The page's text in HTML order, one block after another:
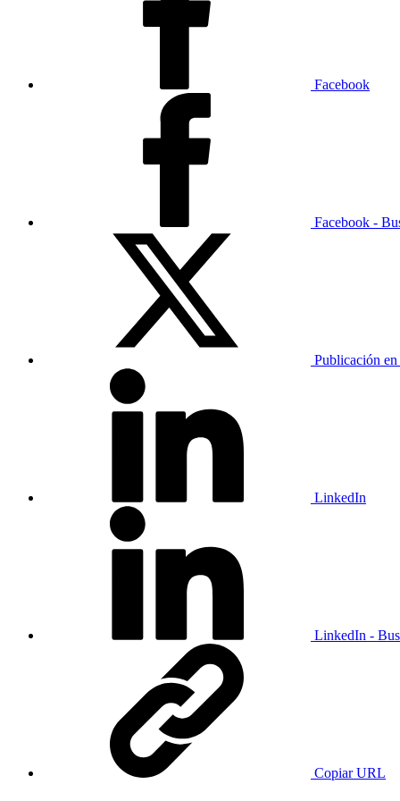
Facebook
Facebook -
Publicación
LinkedIn
LinkedIn -
Copiar URL